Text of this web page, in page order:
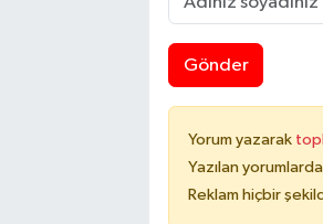
Gönder
Yorum yazarak
Yazılan
Reklam hiçbir